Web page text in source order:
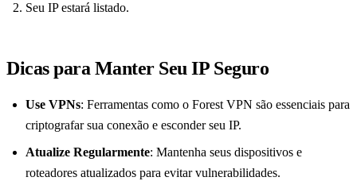
Seu IP estará listado.
Dicas para Manter Seu IP Seguro
Use VPNs: Ferramentas como o Forest VPN são essenciais para
criptografar sua conexão e esconder seu IP.
Atualize Regularmente: Mantenha seus dispositivos e
roteadores atualizados para evitar vulnerabilidades.